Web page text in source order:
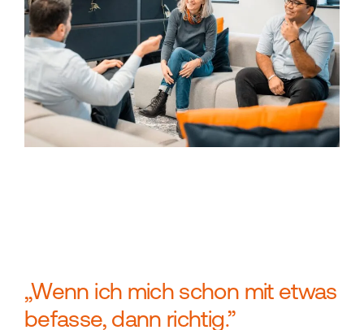
„Wenn ich mich schon mit etwas
befasse, dann richtig.”